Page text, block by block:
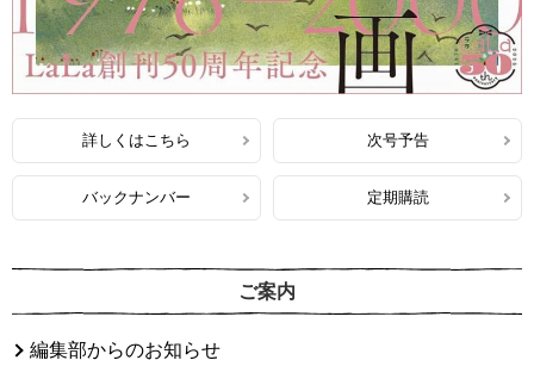
詳しくはこちら 次号予告
バックナンバー 定期購読
ご案内
編集部からのお知らせ